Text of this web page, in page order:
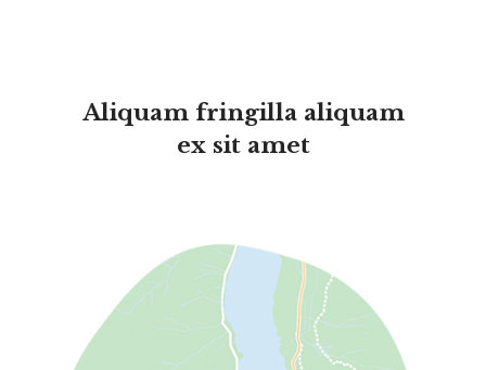
Aliquam fringilla aliquam
ex sit amet